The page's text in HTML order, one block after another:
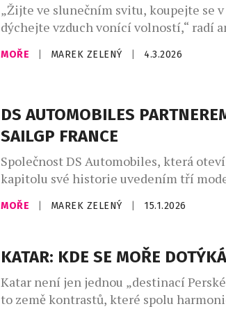
přenáší svou estetiku a smysl pro detail
výjimečných hotelových projektů. […]
„Žijte ve slunečním svitu, koupejte se v
dýchejte vzduch vonící volností,“ radí
filozof Ralph Waldo Emerson těm, kteří
životem klesají na duchu. Indický oceán
osvěžujícím smysly. Bujná zeleň, v níž
druhy, které jinde na […]
MOŘE MAREK ZELENÝ 4.3.2026
DS AUTOMOBILES
SAILGP FRANCE
Společnost DS Automobiles, která
kapitolu své historie uvedením tří
měsíců, podepsala nové sportovní
podporu svého vývoje. Stává se tak
automobilovou značku u tohoto týmu
roku 2024 je tým France SailGP rozvíjen
K-Challenge kolem modelu, který má
MOŘE MAREK ZELENÝ 15.1.2026
KATAR: KDE SE MOŘE DOTÝKÁ
Katar není jen jednou „destinací
to země kontrastů, které spolu